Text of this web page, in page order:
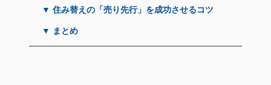
▼ 住み替えの「売り先行」を成功させるコツ
▼ まとめ